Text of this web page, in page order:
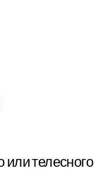
телесного